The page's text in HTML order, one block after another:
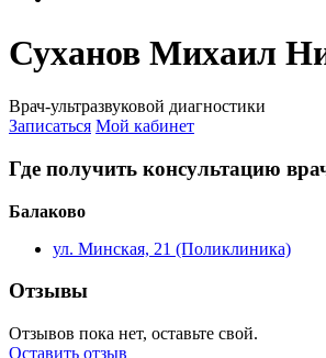
Суханов Михаил
Врач-ультразвуковой диагностики
Записаться Мой кабинет
Где получить консультацию
Балаково
ул. Минская, 21 (Поликлиника)
Отзывы
Отзывов пока нет, оставьте свой.
Оставить отзыв